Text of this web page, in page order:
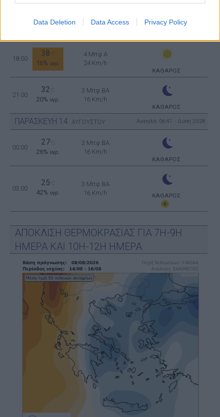
Data Deletion Data Access Privacy Policy
11%
4 Μπφ Α
24 Km/h
18:00
38
16% υγρ.
4 Μπφ Α
24 Km/h
ΚΑΘΑΡΟΣ
21:00
32
20% υγρ.
3 Μπφ BA
16 Km/h
ΚΑΘΑΡΟΣ
ΠΑΡΑΣΚΕΥΗ 14 ΑΥΓΟΥΣΤΟΥ Ανατολή: 06:47 - Δύση 20:28
00:00
27
26% υγρ.
3 Μπφ BA
16 Km/h
ΚΑΘΑΡΟΣ
03:00
25
42% υγρ.
3 Μπφ BA
16 Km/h
ΚΑΘΑΡΟΣ
ΑΠΟΚΛΙΣΗ ΘΕΡΜΟΚΡΑΣΙΑΣ ΓΙΑ 7Η-9Η
ΗΜΕΡΑ ΚΑΙ 10Η-12Η ΗΜΕΡΑ